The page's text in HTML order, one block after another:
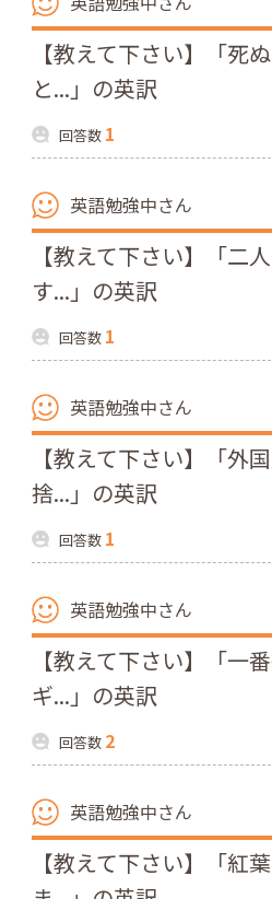
【教えて下さい】「死
と...」の英訳
回答数 1
英語勉強中さん
【教えて下さい】「二
す...」の英訳
回答数 1
英語勉強中さん
【教えて下さい】「外
捨...」の英訳
回答数 1
英語勉強中さん
【教えて下さい】「一
ギ...」の英訳
回答数 2
英語勉強中さん
【教えて下さい】「紅